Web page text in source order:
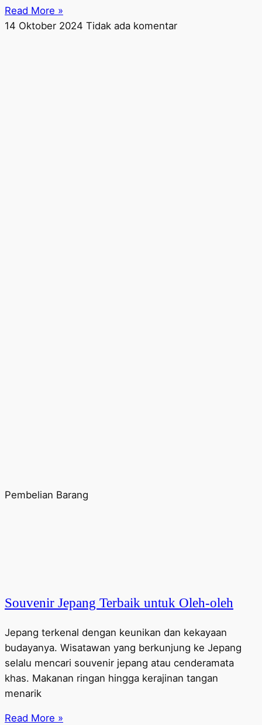
Read More »
14 Oktober 2024 Tidak ada komentar
Pembelian Barang
Souvenir Jepang Terbaik untuk Oleh-oleh
Jepang terkenal dengan keunikan dan kekayaan
budayanya. Wisatawan yang berkunjung ke Jepang
selalu mencari souvenir jepang atau cenderamata
khas. Makanan ringan hingga kerajinan tangan
menarik
Read More »